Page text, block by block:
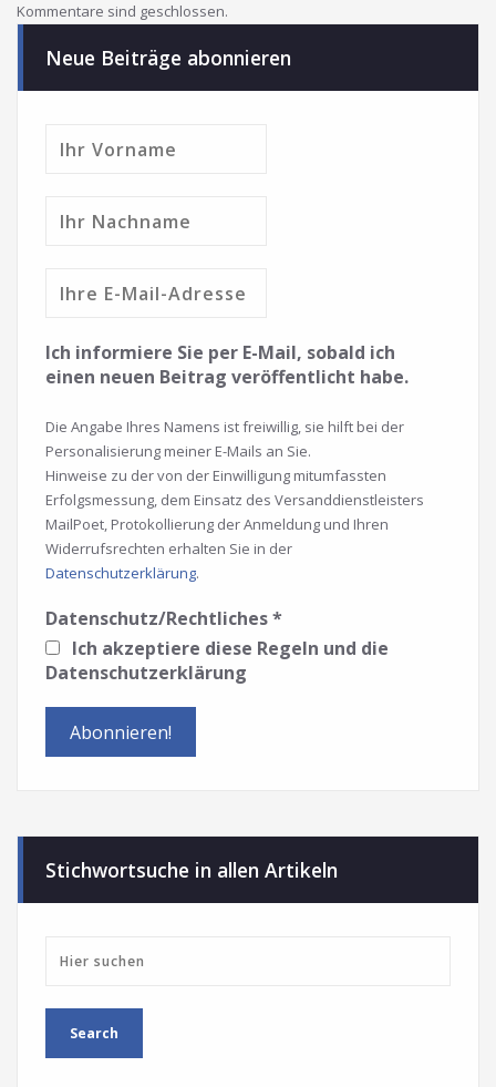
Kommentare sind geschlossen.
Neue Beiträge abonnieren
Ich informiere Sie per E-Mail, sobald ich
einen neuen Beitrag veröffentlicht habe.
Die Angabe Ihres Namens ist freiwillig, sie hilft bei der
Personalisierung meiner E-Mails an Sie.
Hinweise zu der von der Einwilligung mitumfassten
Erfolgsmessung, dem Einsatz des Versanddienstleisters
MailPoet, Protokollierung der Anmeldung und Ihren
Widerrufsrechten erhalten Sie in der
Datenschutzerklärung.
Datenschutz/Rechtliches*
Ich akzeptiere diese Regeln und die
Datenschutzerklärung
Stichwortsuche in allen Artikeln